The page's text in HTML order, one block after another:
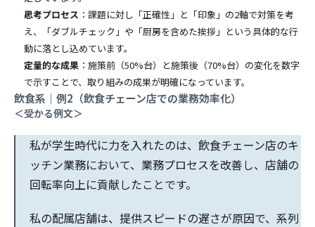
思考プロセス ：課題に対し「正確性」と「印象」の2軸で対策を考
え、「ダブルチェック」や「厨房を含めた挨拶」という具体的な行
動に落とし込めています。
定量的な成果 ：施策前（50%台）と施策後（70%台）の変化を数字
で示すことで、取り組みの成果が明確になっています。
飲食系｜例2（飲食チェーン店での業務効率化）
＜受かる例文＞
私が学生時代に力を入れたのは、飲食チェーン店のキ
ッチン業務において、業務プロセスを改善し、店舗の
回転率向上に貢献したことです。
私の配属店舗は、提供スピードの遅さが原因で、系列